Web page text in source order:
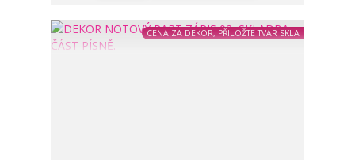
CENA ZA DEKOR, PŘILOŽTE TVAR SKLA